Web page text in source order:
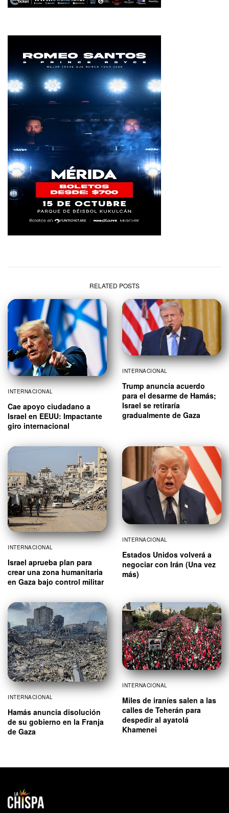
RELATED POSTS
INTERNACIONAL
Cae apoyo ciudadano a
Israel en EEUU: Impactante
giro internacional
INTERNACIONAL
Trump anuncia acuerdo
para el desarme de Hamás;
Israel se retiraría
gradualmente de Gaza
INTERNACIONAL
Israel aprueba plan para
crear una zona humanitaria
en Gaza bajo control militar
INTERNACIONAL
Estados Unidos volverá a
negociar con Irán (Una vez
más)
INTERNACIONAL
Hamás anuncia disolución
de su gobierno en la Franja
de Gaza
INTERNACIONAL
Miles de iraníes salen a las
calles de Teherán para
despedir al ayatolá
Khamenei